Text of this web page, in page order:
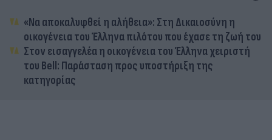
«Να αποκαλυφθεί η αλήθεια»: Στη Δικαιοσύνη η
οικογένεια του Έλληνα πιλότου που έχασε τη ζωή του
Στον εισαγγελέα η οικογένεια του Έλληνα χειριστή
του Bell: Παράσταση προς υποστήριξη της
κατηγορίας